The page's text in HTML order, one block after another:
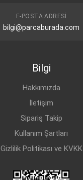
E-POSTA ADRESI
bilgi@parcaburada.com
Bilgi
Hakkımızda
İletişim
Sipariş Takip
Kullanım Şartları
Gizlilik Politikası ve KVKK